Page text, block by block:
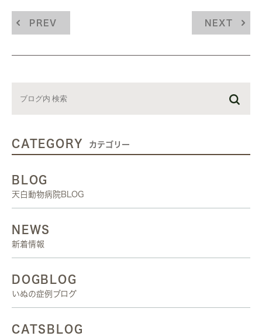
PREV NEXT
CATEGORY カテゴリー
BLOG
天白動物病院BLOG
NEWS
新着情報
DOGBLOG
いぬの症例ブログ
CATSBLOG